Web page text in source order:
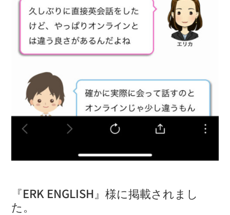
『ERK ENGLISH』様に掲載されまし
た。